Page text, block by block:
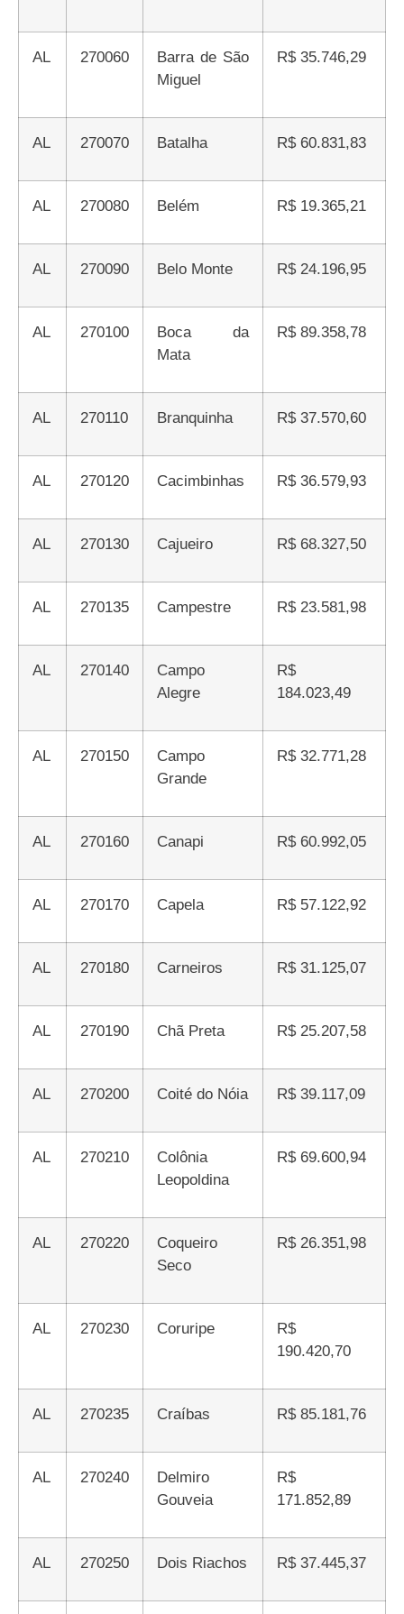
AL 270060
Barra de São
Miguel
R$ 35.746,29
AL 270070 Batalha R$ 60.831,83
AL 270080 Belém R$ 19.365,21
AL 270090 Belo Monte R$ 24.196,95
AL 270100
Boca da
Mata
R$ 89.358,78
AL 270110 Branquinha R$ 37.570,60
AL 270120 Cacimbinhas R$ 36.579,93
AL 270130 Cajueiro R$ 68.327,50
AL 270135 Campestre R$ 23.581,98
AL 270140
Campo
Alegre
R$
184.023,49
AL 270150
Campo
Grande
R$ 32.771,28
AL 270160 Canapi R$ 60.992,05
AL 270170 Capela R$ 57.122,92
AL 270180 Carneiros R$ 31.125,07
AL 270190 Chã Preta R$ 25.207,58
AL 270200 Coité do Nóia R$ 39.117,09
AL 270210
Colônia
Leopoldina
R$ 69.600,94
AL 270220
Coqueiro
Seco
R$ 26.351,98
AL 270230 Coruripe
R$
190.420,70
AL 270235 Craíbas R$ 85.181,76
AL 270240
Delmiro
Gouveia
R$
171.852,89
AL 270250 Dois Riachos R$ 37.445,37